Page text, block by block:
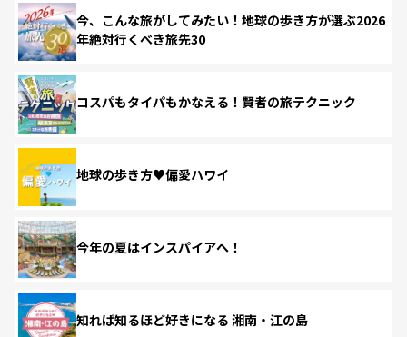
今、こんな旅がしてみたい！地球の歩き方が選ぶ2026
年絶対行くべき旅先30
コスパもタイパもかなえる！賢者の旅テクニック
地球の歩き方♥偏愛ハワイ
今年の夏はインスパイアへ！
知れば知るほど好きになる 湘南・江の島